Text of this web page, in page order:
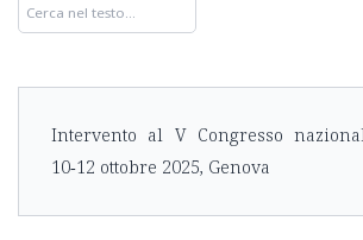
Intervento al V Congresso
10‑12 ottobre 2025, Genova